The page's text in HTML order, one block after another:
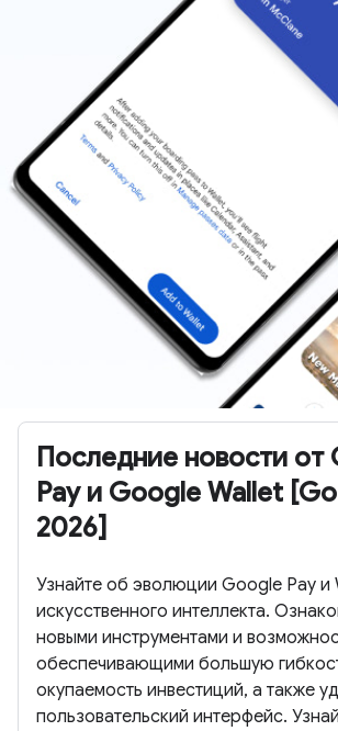
Последние новости от
Pay и Google Wallet
2026]
Узнайте об эволюции Google Pay и
искусственного интеллекта.
новыми инструментами и
обеспечивающими большую
окупаемость инвестиций, а также
пользовательский интерфейс.